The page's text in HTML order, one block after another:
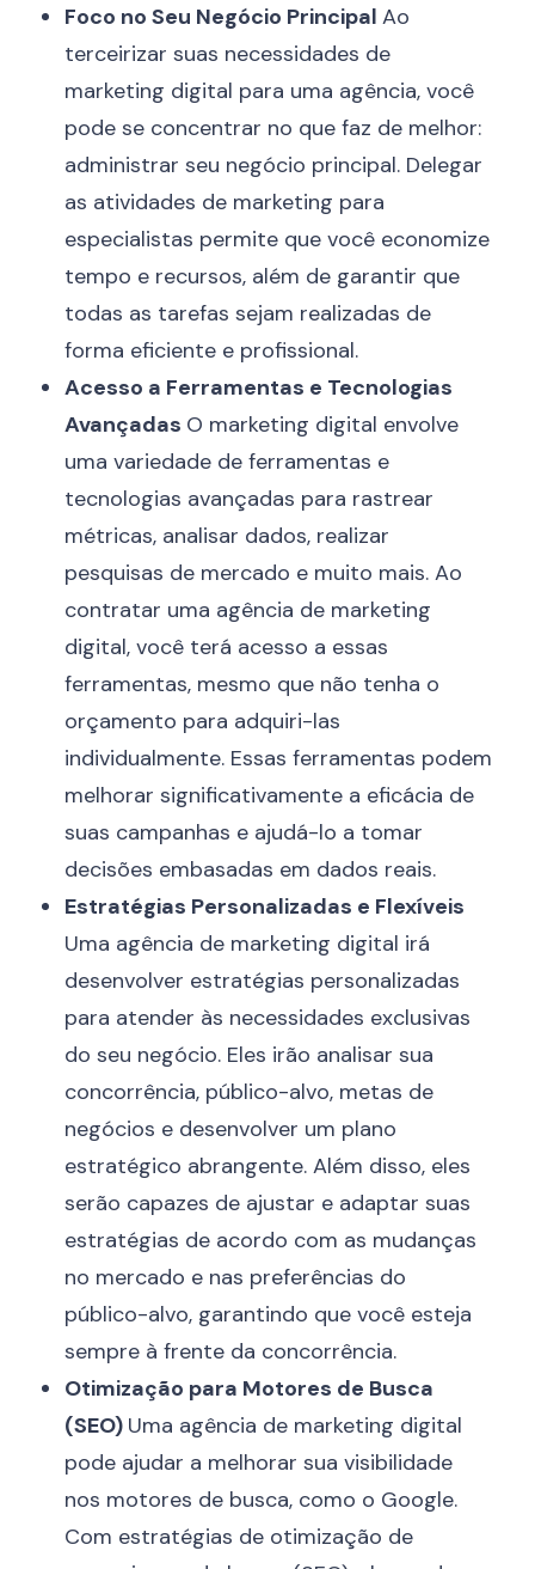
Foco no Seu Negócio Principal Ao
terceirizar suas necessidades de
marketing digital para uma agência, você
pode se concentrar no que faz de melhor:
administrar seu negócio principal. Delegar
as atividades de marketing para
especialistas permite que você economize
tempo e recursos, além de garantir que
todas as tarefas sejam realizadas de
forma eficiente e profissional.
Acesso a Ferramentas e Tecnologias
Avançadas O marketing digital envolve
uma variedade de ferramentas e
tecnologias avançadas para rastrear
métricas, analisar dados, realizar
pesquisas de mercado e muito mais. Ao
contratar uma agência de marketing
digital, você terá acesso a essas
ferramentas, mesmo que não tenha o
orçamento para adquiri-las
individualmente. Essas ferramentas podem
melhorar significativamente a eficácia de
suas campanhas e ajudá-lo a tomar
decisões embasadas em dados reais.
Estratégias Personalizadas e Flexíveis
Uma agência de marketing digital irá
desenvolver estratégias personalizadas
para atender às necessidades exclusivas
do seu negócio. Eles irão analisar sua
concorrência, público-alvo, metas de
negócios e desenvolver um plano
estratégico abrangente. Além disso, eles
serão capazes de ajustar e adaptar suas
estratégias de acordo com as mudanças
no mercado e nas preferências do
público-alvo, garantindo que você esteja
sempre à frente da concorrência.
Otimização para Motores de Busca
(SEO) Uma agência de marketing digital
pode ajudar a melhorar sua visibilidade
nos motores de busca, como o Google.
Com estratégias de otimização de